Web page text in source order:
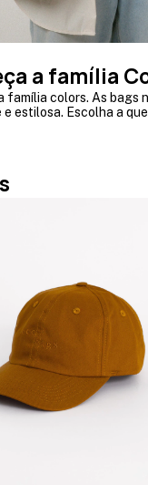
a família
família colors. As bags
estilosa. Escolha a